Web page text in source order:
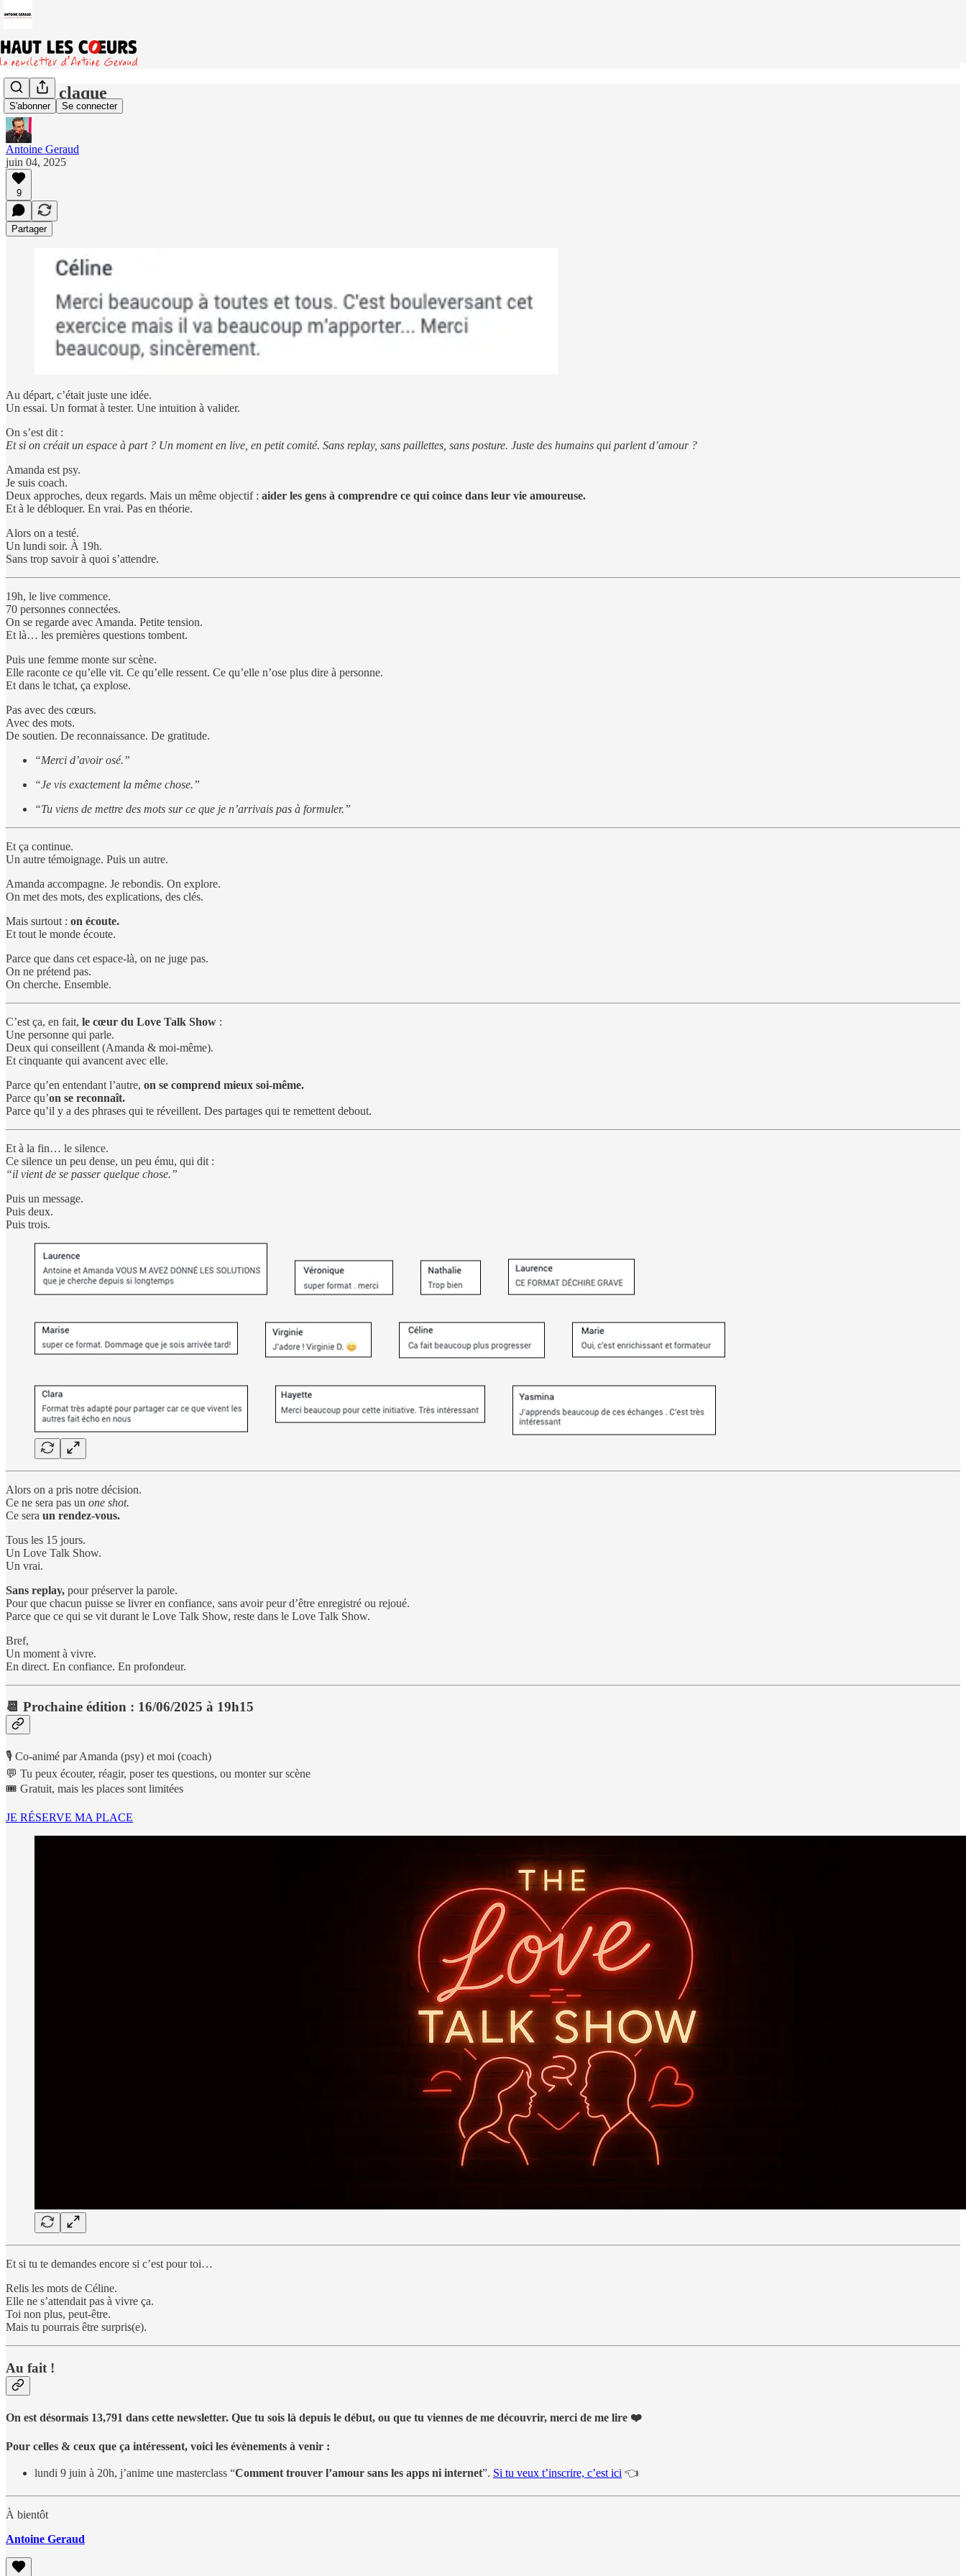
S'abonner Se connecter
Quelle claque
Antoine Geraud
juin 04, 2025
9
Partager
Au départ, c’était juste une idée.
Un essai. Un format à tester. Une intuition à valider.
On s’est dit :
Et si on créait un espace à part ? Un moment en live, en petit comité. Sans replay, sans paillettes, sans posture. Juste des humains qui parlent d’amour ?
Amanda est psy.
Je suis coach.
Deux approches, deux regards. Mais un même objectif : aider les gens à comprendre ce qui coince dans leur vie amoureuse.
Et à le débloquer. En vrai. Pas en théorie.
Alors on a testé.
Un lundi soir. À 19h.
Sans trop savoir à quoi s’attendre.
19h, le live commence.
70 personnes connectées.
On se regarde avec Amanda. Petite tension.
Et là… les premières questions tombent.
Puis une femme monte sur scène.
Elle raconte ce qu’elle vit. Ce qu’elle ressent. Ce qu’elle n’ose plus dire à personne.
Et dans le tchat, ça explose.
Pas avec des cœurs.
Avec des mots.
De soutien. De reconnaissance. De gratitude.
“Merci d’avoir osé.”
“Je vis exactement la même chose.”
“Tu viens de mettre des mots sur ce que je n’arrivais pas à formuler.”
Et ça continue.
Un autre témoignage. Puis un autre.
Amanda accompagne. Je rebondis. On explore.
On met des mots, des explications, des clés.
Mais surtout : on écoute.
Et tout le monde écoute.
Parce que dans cet espace-là, on ne juge pas.
On ne prétend pas.
On cherche. Ensemble.
C’est ça, en fait, le cœur du Love Talk Show :
Une personne qui parle.
Deux qui conseillent (Amanda & moi-même).
Et cinquante qui avancent avec elle.
Parce qu’en entendant l’autre, on se comprend mieux soi-même.
Parce qu’on se reconnaît.
Parce qu’il y a des phrases qui te réveillent. Des partages qui te remettent debout.
Et à la fin… le silence.
Ce silence un peu dense, un peu ému, qui dit :
“il vient de se passer quelque chose.”
Puis un message.
Puis deux.
Puis trois.
Alors on a pris notre décision.
Ce ne sera pas un one shot.
Ce sera un rendez-vous.
Tous les 15 jours.
Un Love Talk Show.
Un vrai.
Sans replay, pour préserver la parole.
Pour que chacun puisse se livrer en confiance, sans avoir peur d’être enregistré ou rejoué.
Parce que ce qui se vit durant le Love Talk Show, reste dans le Love Talk Show.
Bref,
Un moment à vivre.
En direct. En confiance. En profondeur.
📆 Prochaine édition : 16/06/2025 à 19h15
🎙️ Co-animé par Amanda (psy) et moi (coach)
💬 Tu peux écouter, réagir, poser tes questions, ou monter sur scène
🎟️ Gratuit, mais les places sont limitées
JE RÉSERVE MA PLACE
Et si tu te demandes encore si c’est pour toi…
Relis les mots de Céline.
Elle ne s’attendait pas à vivre ça.
Toi non plus, peut-être.
Mais tu pourrais être surpris(e).
Au fait !
On est désormais 13,791 dans cette newsletter. Que tu sois là depuis le début, ou que tu viennes de me découvrir, merci de me lire ❤️
Pour celles & ceux que ça intéressent, voici les évènements à venir :
lundi 9 juin à 20h, j’anime une masterclass “Comment trouver l’amour sans les apps ni internet”. Si tu veux t’inscrire, c’est ici 👈
À bientôt
Antoine Geraud